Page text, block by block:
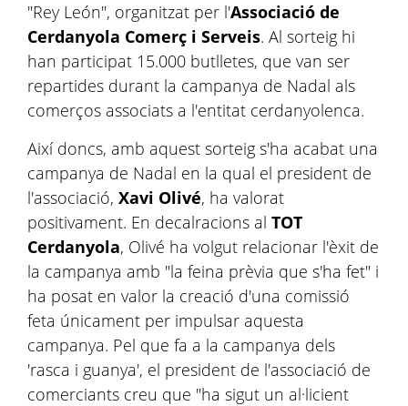
"Rey León", organitzat per l'Associació de
Cerdanyola Comerç i Serveis. Al sorteig hi
han participat 15.000 butlletes, que van ser
repartides durant la campanya de Nadal als
comerços associats a l'entitat cerdanyolenca.
Així doncs, amb aquest sorteig s'ha acabat una
campanya de Nadal en la qual el president de
l'associació, Xavi Olivé, ha valorat
positivament. En decalracions al TOT
Cerdanyola, Olivé ha volgut relacionar l'èxit de
la campanya amb "la feina prèvia que s'ha fet" i
ha posat en valor la creació d'una comissió
feta únicament per impulsar aquesta
campanya. Pel que fa a la campanya dels
'rasca i guanya', el president de l'associació de
comerciants creu que "ha sigut un al·licient